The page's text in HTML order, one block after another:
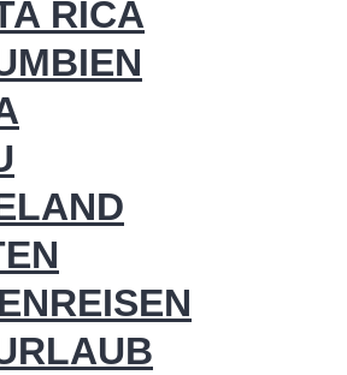
RICA